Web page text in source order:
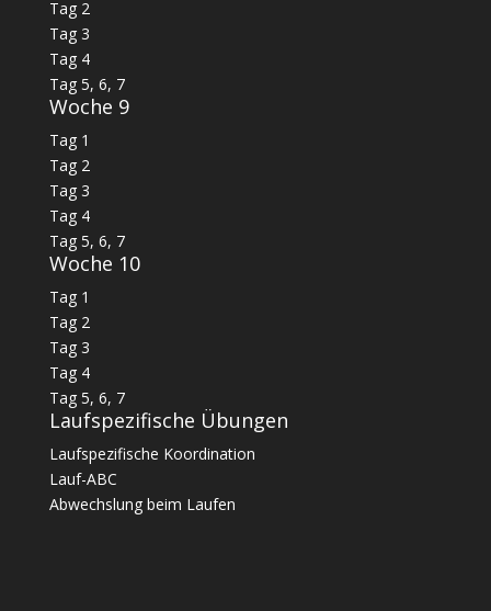
Tag 2
Tag 3
Tag 4
Tag 5, 6, 7
Woche 9
Tag 1
Tag 2
Tag 3
Tag 4
Tag 5, 6, 7
Woche 10
Tag 1
Tag 2
Tag 3
Tag 4
Tag 5, 6, 7
Laufspezifische Übungen
Laufspezifische Koordination
Lauf-ABC
Abwechslung beim Laufen